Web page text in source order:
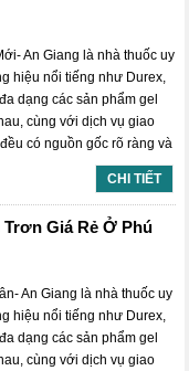
An Giang là nhà thuốc uy
hiệu nổi tiếng như Durex,
dạng các sản phẩm gel
cùng với dịch vụ giao
có nguồn gốc rõ ràng và
CHI TIẾT
Trơn Giá Rẻ Ở Phú
An Giang là nhà thuốc uy
hiệu nổi tiếng như Durex,
dạng các sản phẩm gel
cùng với dịch vụ giao